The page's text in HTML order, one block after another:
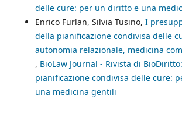
delle cure: per un diritto e una
Enrico Furlan, Silvia Tusino, I
della pianificazione condivisa delle
autonomia relazionale, medicina
, BioLaw Journal - Rivista di
pianificazione condivisa delle cure:
una medicina gentili